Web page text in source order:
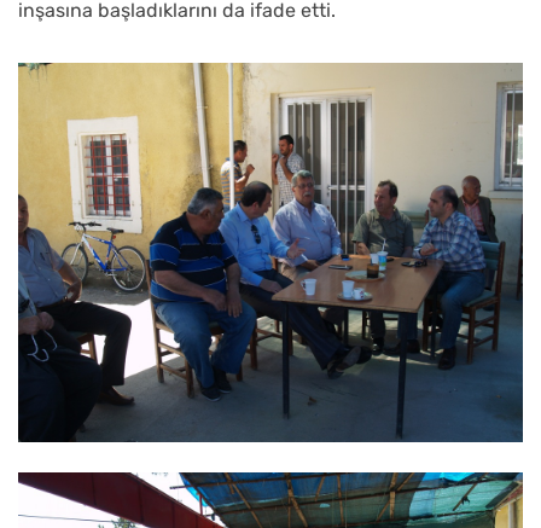
inşasına başladıklarını da ifade etti.